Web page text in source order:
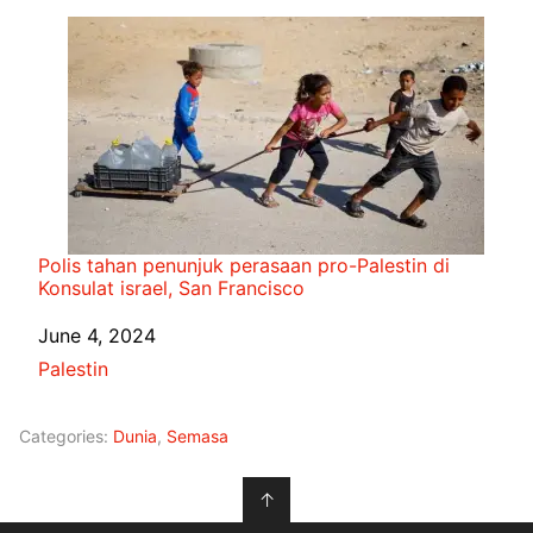
Polis tahan penunjuk perasaan pro-Palestin di
Konsulat israel, San Francisco
Date
June 4, 2024
In relation to
Palestin
Categories: Dunia, Semasa
↑